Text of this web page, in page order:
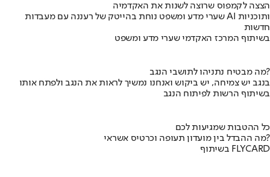
הצצה לקמפוס שרוצה לשנות את האקדמיה
שערי מדע ומשפט נוחת בהייטק של רעננה עם מעבדות AI ותוכניות
חדשות
בשיתוף המרכז האקדמי שערי מדע ומשפט
מה מבטיח נתניהו לתושבי הנגב?
בנגב יש צמיחה, יש ביקוש ואנחנו נמשיך לראות את הנגב ולפתח אותו
בשיתוף הרשות לפיתוח הנגב
כל ההטבות שמגיעות לכם
מה ההבדל בין מועדון תעופה וכרטיס אשראי?
בשיתוף FLYCARD